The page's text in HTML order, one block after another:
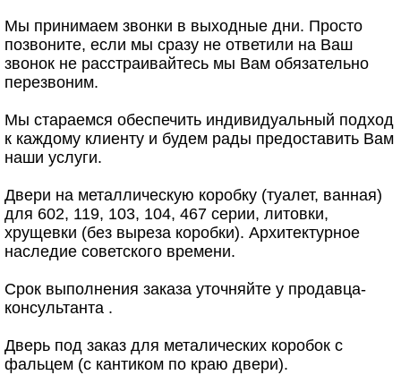
Мы принимаем звонки в выходные дни. Просто
позвоните, если мы сразу не ответили на Ваш
звонок не расстраивайтесь мы Вам обязательно
перезвоним.
Мы стараемся обеспечить индивидуальный подход
к каждому клиенту и будем рады предоставить Вам
наши услуги.
Двери на металлическую коробку (туалет, ванная)
для 602, 119, 103, 104, 467 серии, литовки,
хрущевки (без выреза коробки). Архитектурное
наследие советского времени.
Срок выполнения заказа уточняйте у продавца-
консультанта .
Дверь под заказ для металических коробок с
фальцем (с кантиком по краю двери).